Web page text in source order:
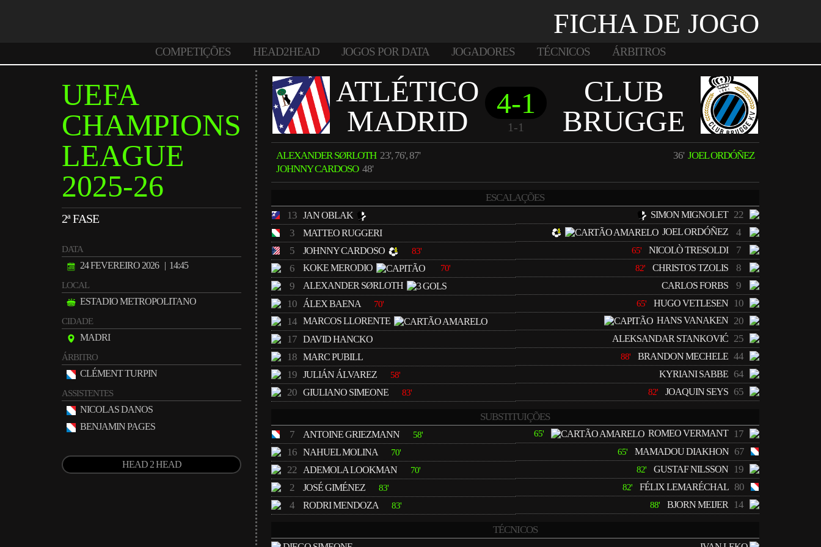
FICHA DE JOGO
COMPETIÇÕES HEAD2HEAD JOGOS POR DATA JOGADORES TÉCNICOS ÁRBITROS
UEFA
CHAMPIONS
LEAGUE
2025-26
2ª FASE
DATA
24 FEVEREIRO 2026 | 14:45
LOCAL
ESTADIO METROPOLITANO
CIDADE
MADRI
ÁRBITRO
CLÉMENT TURPIN
ASSISTENTES
NICOLAS DANOS
BENJAMIN PAGES
HEAD 2 HEAD
ATLÉTICO
MADRID
4-1
1-1
CLUB
BRUGGE
ALEXANDER SØRLOTH 23', 76', 87'
JOHNNY CARDOSO 48'
36' JOEL ORDÓÑEZ
ESCALAÇÕES
13 JAN OBLAK
3 MATTEO RUGGERI
5 JOHNNY CARDOSO 83'
6 KOKE MERODIO 70'
9 ALEXANDER SØRLOTH
10 ÁLEX BAENA 70'
14 MARCOS LLORENTE
17 DAVID HANCKO
18 MARC PUBILL
19 JULIÁN ÁLVAREZ 58'
20 GIULIANO SIMEONE 83'
SIMON MIGNOLET 22
JOEL ORDÓÑEZ 4
65' NICOLÒ TRESOLDI 7
82' CHRISTOS TZOLIS 8
CARLOS FORBS 9
65' HUGO VETLESEN 10
HANS VANAKEN 20
ALEKSANDAR STANKOVIĆ 25
88' BRANDON MECHELE 44
KYRIANI SABBE 64
82' JOAQUIN SEYS 65
SUBSTITUIÇÕES
7
ANTOINE GRIEZMANN 58'
16 NAHUEL MOLINA 70'
22 ADEMOLA LOOKMAN 70'
2 JOSÉ GIMÉNEZ 83'
4 RODRI MENDOZA 83'
65' ROMEO VERMANT 17
65' MAMADOU DIAKHON 67
82' GUSTAF NILSSON 19
82' FÉLIX LEMARÉCHAL 80
88' BJORN MEIJER 14
TÉCNICOS